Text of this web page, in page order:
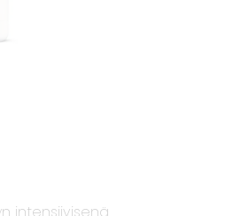
intensiivisenä